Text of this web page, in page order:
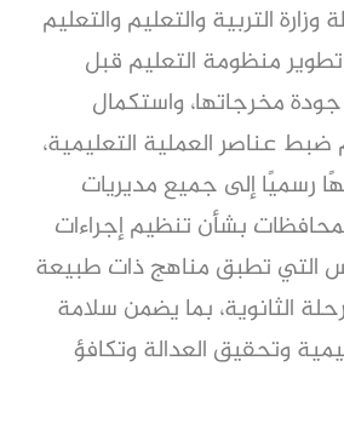
التربية والتعليم والتعليم
منظومة التعليم قبل
مخرجاتها، واستكمال
عناصر العملية التعليمية،
رسميًا إلى جميع مديريات
بشأن تنظيم إجراءات
التي تطبق مناهج ذات طبيعة
الثانوية، بما يضمن سلامة
وتحقيق العدالة وتكافؤ